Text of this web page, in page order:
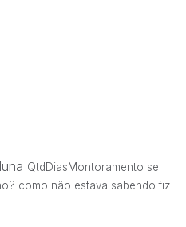
QtdDiasMontoramento se
como não estava sabendo fiz